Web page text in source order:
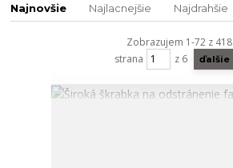
Najnovšie Najlacnejšie Najdrahšie
Zobrazujem 1-72 z 418
strana
z 6 ďalšie